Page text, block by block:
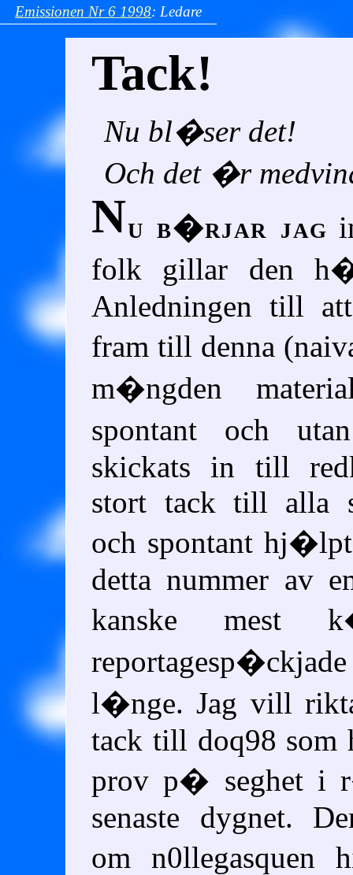
Emissionen Nr 6 1998: Ledare
Tack!
Nu bl�ser det!
Och det �r
Nu b�rjar jag
folk gillar den
Anledningen till
fram till denna
m�ngden
spontant och
skickats in till
stort tack till alla
och spontant
detta nummer av
kanske mest
l�nge. Jag vill
tack till doq98 som
prov p� seghet i
senaste dygnet.
om